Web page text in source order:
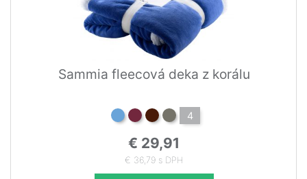
Sammia fleecová deka z korálu
4
€ 29,91
€ 36,79 s DPH